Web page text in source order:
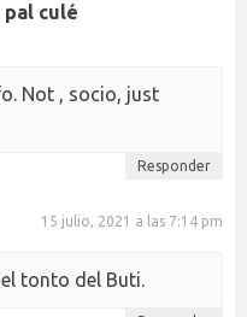
culé
Not , socio, just
Responder
15 julio, 2021 a las 7:14 pm
tonto del Buti.